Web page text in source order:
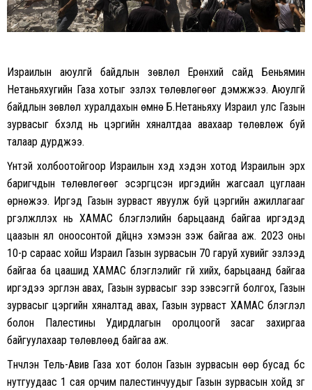
Израилын аюулгүй байдлын зөвлөл Ерөнхий сайд Беньямин
Нетаньяхугийн Газа хотыг эзлэх төлөвлөгөөг дэмжжээ. Аюулгүй
байдлын зөвлөл хуралдахын өмнө Б.Нетаньяху Израил улс Газын
зурвасыг бүхэлд нь цэргийн хяналтдаа авахаар төлөвлөж буй
талаар дурджээ.
Үүнтэй холбоотойгоор Израилын хэд хэдэн хотод Израилын эрх
баригчдын төлөвлөгөөг эсэргүүцсэн иргэдийн жагсаал цуглаан
өрнөжээ. Иргэд Газын зурваст явуулж буй цэргийн ажиллагааг
үргэлжлүүлэх нь ХАМАС бүлэглэлийн барьцаанд байгаа иргэдэд
цаазын ял оноосонтой дүйцнэ хэмээн үзэж байгаа аж. 2023 оны
10-р сараас хойш Израил Газын зурвасын 70 гаруй хувийг эзлээд
байгаа ба цаашид ХАМАС бүлэглэлийг үгүй хийх, барьцаанд байгаа
иргэдээ эргүүлэн авах, Газын зурвасыг зэр зэвсэггүй болгох, Газын
зурвасыг цэргийн хяналтад авах, Газын зурваст ХАМАС бүлэглэл
болон Палестины Удирдлагын оролцоогүй засаг захиргаа
байгуулахаар төлөвлөөд байгаа аж.
Түүнчлэн Тель-Авив Газа хот болон Газын зурвасын өөр бусад бүс
нутгуудаас 1 сая орчим палестинчуудыг Газын зурвасын хойд зүг